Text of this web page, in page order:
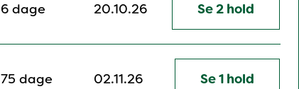
6 dage 20.10.26 Se 2 hold
75 dage 02.11.26 Se 1 hold